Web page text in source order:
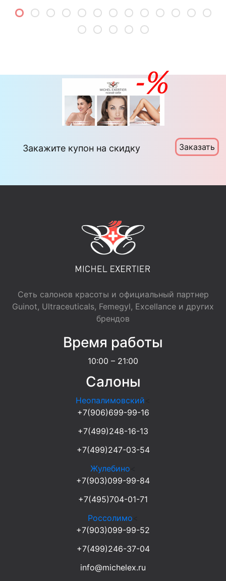
Закажите купон на скидку Заказать
Сеть салонов красоты и официальный партнер
Guinot, Ultraceuticals, Femegyl, Excellance и других
брендов
Время работы
10:00 – 21:00
Салоны
Неопалимовский
+7(906)699-99-16
+7(499)248-16-13
+7(499)247-03-54
Жулебино
+7(903)099-99-84
+7(495)704-01-71
Россолимо
+7(903)099-99-52
+7(499)246-37-04
info@michelex.ru